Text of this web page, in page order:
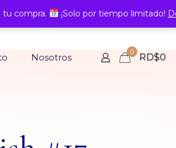
Nosotros 0 RD$0
tu compra. ¡Solo por tiempo limitado!